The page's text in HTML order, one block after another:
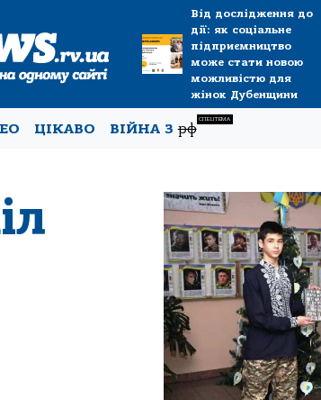
Від дослідження до
дії: як соціальне
підприємництво
може стати новою
можливістю для
жінок Дубенщини
ЦІКАВО ВІЙНА Зрф
СПЕЦТЕМА